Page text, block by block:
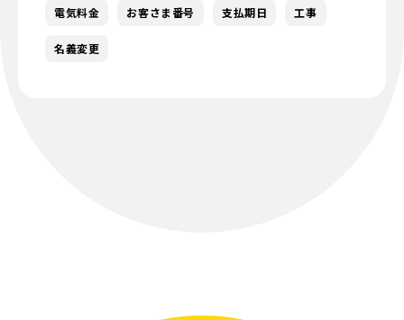
電気料金 お客さま番号 支払期日 工事
名義変更